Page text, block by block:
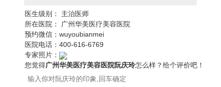
医生级别：
主治医师
所在医院：
广州华美医疗美容医院
预约微信：wuyoubianmei
医院电话：400-616-6769
专家照片：
您觉得广州华美医疗美容医院阮庆玲怎么样？给个评价吧！